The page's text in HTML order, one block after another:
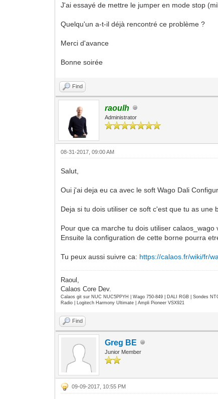
J'ai essayé de mettre le jumper en mode stop
Quelqu'un a-t-il déjà rencontré ce problème ?
Merci d'avance
Bonne soirée
Find
raoulh
Administrator
08-31-2017, 09:00 AM
Salut,
Oui j'ai deja eu ca avec le soft Wago Dali
Deja si tu dois utiliser ce soft c'est que tu as une
Pour que ca marche tu dois utiliser
Ensuite la configuration de cette borne pourra
Tu peux aussi suivre ca: https://calaos.fr/wiki/fr/
Raoul,
Calaos Core Dev.
Calaos git sur NUC NUC5PPYH | Wago 750-849 | DALI RGB | Sondes
Radio | Logitech Harmony Ultimate | Ampli Pioneer VSX921
Find
Greg BE
Junior Member
09-09-2017, 10:55 PM